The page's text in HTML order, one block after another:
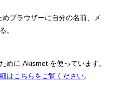
ブラウザーに自分の名前、メ
。
めに Akismet を使っています。
はこちらをご覧ください。